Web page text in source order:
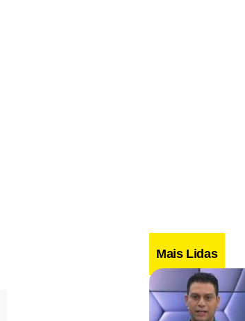
Mais Lidas